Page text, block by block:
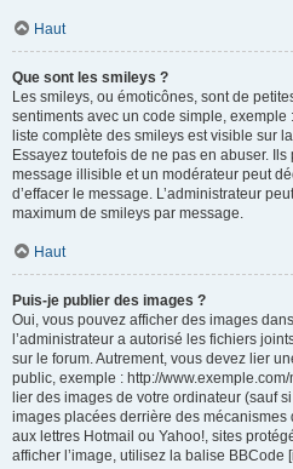
Haut
Que sont les smileys ?
Les smileys, ou émoticônes, sont de
sentiments avec un code simple,
liste complète des smileys est visible sur
Essayez toutefois de ne pas en abuser.
message illisible et un modérateur peut
d’effacer le message. L’administrateur
maximum de smileys par message.
Haut
Puis-je publier des images ?
Oui, vous pouvez afficher des images
l’administrateur a autorisé les fichiers
sur le forum. Autrement, vous devez lier
public, exemple : http://
lier des images de votre ordinateur (sauf
images placées derrière des mécanismes
aux lettres Hotmail ou Yahoo!, sites
afficher l’image, utilisez la balise BBCode